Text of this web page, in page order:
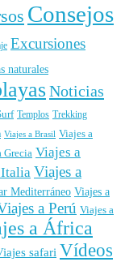
Consejos
Excursiones
naturales
Noticias
Templos Trekking
Viajes a Brasil Viajes a
Grecia Viajes a
Viajes a
Mediterráneo Viajes a
a Perú Viajes a
a África
safari Vídeos